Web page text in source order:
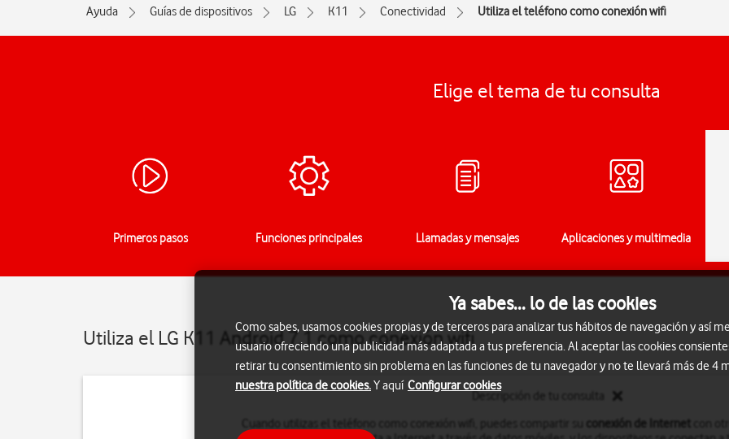
Ayuda Guías de dispositivos LG K11 Conectividad Utiliza el teléfono como conexión wifi
Elige el tema de tu consulta
Primeros pasos Funciones principales Llamadas y mensajes Aplicaciones y multimedia
Utiliza el LG K11 Android 7.1 como conexión wifi
Descripción de tu consulta
conexión de Internet
Ya sabes... lo de las cookies
Como sabes, usamos cookies propias y de terceros para analizar tus hábitos de navegación y así
usuario ofreciendo una publicidad más adaptada a tus preferencia. Al aceptar las cookies
retirar tu consentimiento sin problema en las funciones de tu navegador y no te llevará más de 4
nuestra política de cookies.Y aquí Configurar cookies